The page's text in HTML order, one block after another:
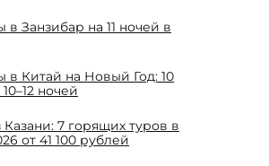
в Занзибар на 11 ночей в
в Китай на Новый Год: 10
ночей
7 горящих туров в
от 41 100 рублей